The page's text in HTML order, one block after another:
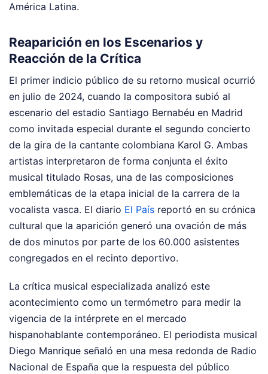
América Latina.
Reaparición en los Escenarios y
Reacción de la Crítica
El primer indicio público de su retorno musical ocurrió
en julio de 2024, cuando la compositora subió al
escenario del estadio Santiago Bernabéu en Madrid
como invitada especial durante el segundo concierto
de la gira de la cantante colombiana Karol G. Ambas
artistas interpretaron de forma conjunta el éxito
musical titulado Rosas, una de las composiciones
emblemáticas de la etapa inicial de la carrera de la
vocalista vasca. El diario El País reportó en su crónica
cultural que la aparición generó una ovación de más
de dos minutos por parte de los 60.000 asistentes
congregados en el recinto deportivo.
La crítica musical especializada analizó este
acontecimiento como un termómetro para medir la
vigencia de la intérprete en el mercado
hispanohablante contemporáneo. El periodista musical
Diego Manrique señaló en una mesa redonda de Radio
Nacional de España que la respuesta del público